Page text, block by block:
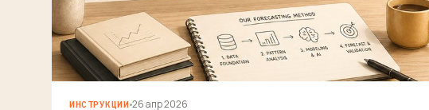
ИНСТРУКЦИИ 26 апр 2026